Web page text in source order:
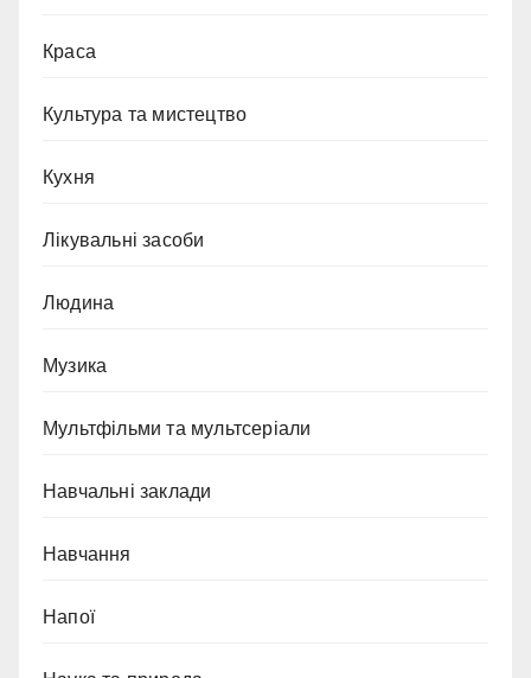
Краса
Культура та мистецтво
Кухня
Лікувальні засоби
Людина
Музика
Мультфільми та мультсеріали
Навчальні заклади
Навчання
Напої